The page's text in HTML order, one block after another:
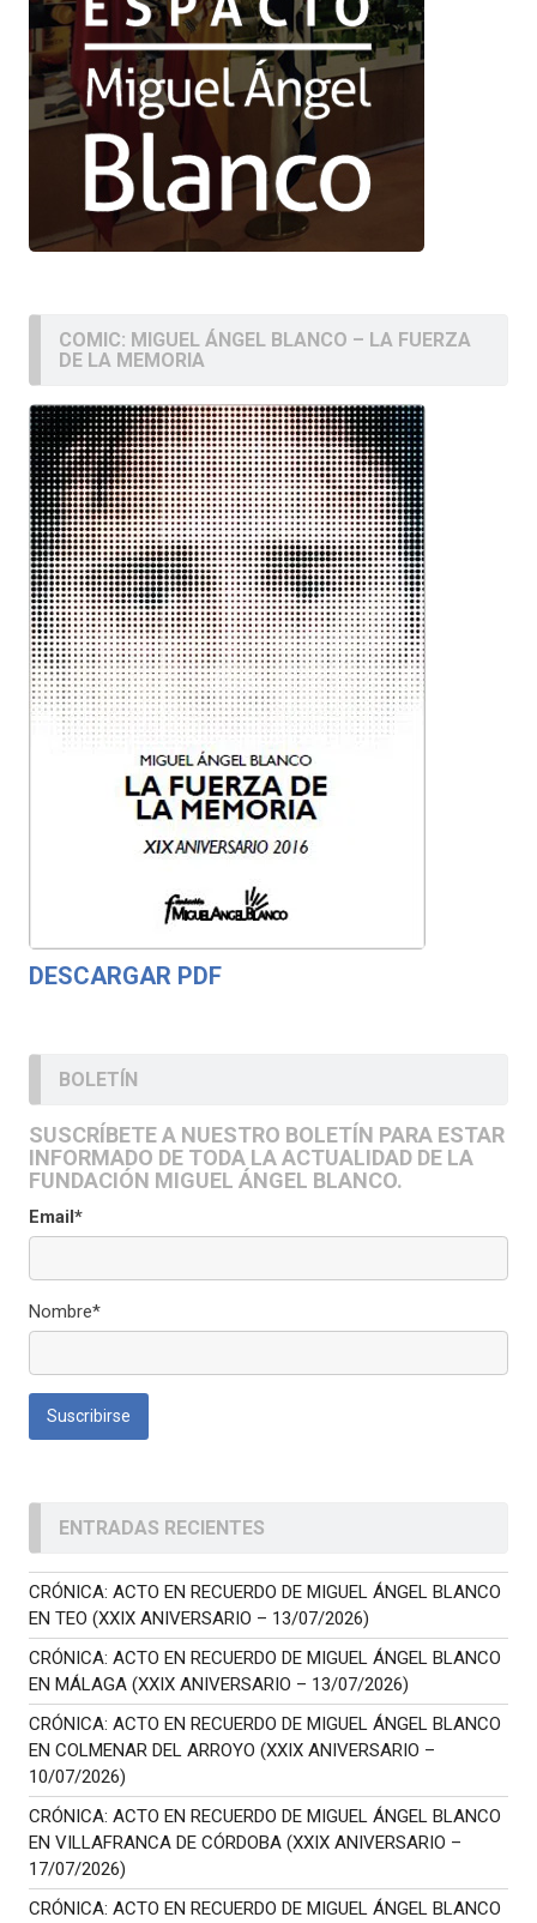
COMIC: MIGUEL ÁNGEL BLANCO – LA FUERZA
DE LA MEMORIA
DESCARGAR PDF
BOLETÍN
SUSCRÍBETE A NUESTRO BOLETÍN PARA ESTAR
INFORMADO DE TODA LA ACTUALIDAD DE LA
FUNDACIÓN MIGUEL ÁNGEL BLANCO.
Email*
Nombre*
ENTRADAS RECIENTES
CRÓNICA: ACTO EN RECUERDO DE MIGUEL ÁNGEL BLANCO
EN TEO (XXIX ANIVERSARIO – 13/07/2026)
CRÓNICA: ACTO EN RECUERDO DE MIGUEL ÁNGEL BLANCO
EN MÁLAGA (XXIX ANIVERSARIO – 13/07/2026)
CRÓNICA: ACTO EN RECUERDO DE MIGUEL ÁNGEL BLANCO
EN COLMENAR DEL ARROYO (XXIX ANIVERSARIO –
10/07/2026)
CRÓNICA: ACTO EN RECUERDO DE MIGUEL ÁNGEL BLANCO
EN VILLAFRANCA DE CÓRDOBA (XXIX ANIVERSARIO –
17/07/2026)
CRÓNICA: ACTO EN RECUERDO DE MIGUEL ÁNGEL BLANCO